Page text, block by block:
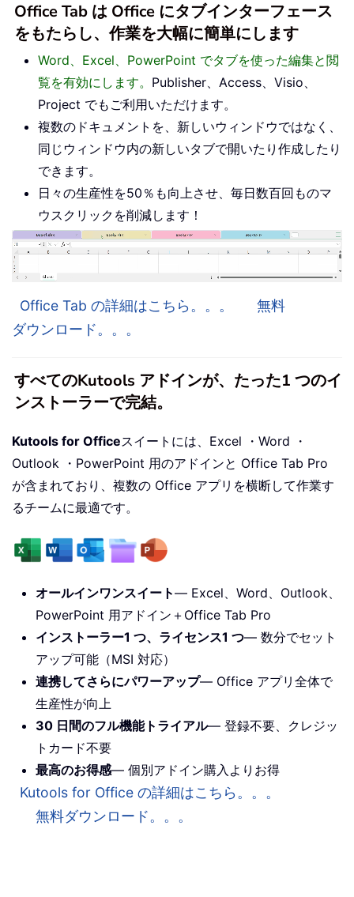
Office Tab は Office にタブインターフェース
をもたらし、作業を大幅に簡単にします
Word、Excel、PowerPoint でタブを使った編集と閲
覧を有効にします。 Publisher、Access、Visio、
Project でもご利用いただけます。
複数のドキュメントを、新しいウィンドウではなく、
同じウィンドウ内の新しいタブで開いたり作成したり
できます。
日々の生産性を50％も向上させ、毎日数百回ものマ
ウスクリックを削減します！
Office Tab の詳細はこちら。。。
無料
ダウンロード。。。
すべてのKutools アドインが、たった1 つのイ
ンストーラーで完結。
Kutools for Officeスイートには、Excel ・Word ・
Outlook ・PowerPoint 用のアドインと Office Tab Pro
が含まれており、複数の Office アプリを横断して作業す
るチームに最適です。
オールインワンスイート— Excel、Word、Outlook、
PowerPoint 用アドイン＋Office Tab Pro
インストーラー1 つ、ライセンス1 つ— 数分でセット
アップ可能（MSI 対応）
連携してさらにパワーアップ— Office アプリ全体で
生産性が向上
30 日間のフル機能トライアル— 登録不要、クレジッ
トカード不要
最高のお得感— 個別アドイン購入よりお得
Kutools for Office の詳細はこちら。。。
無料ダウンロード。。。